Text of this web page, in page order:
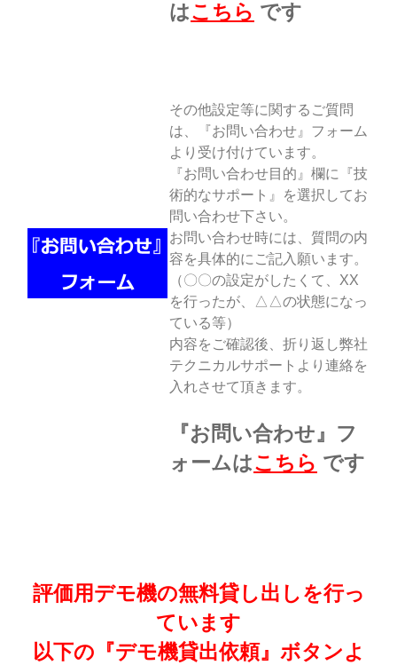
はこちら です
その他設定等に関するご質問
は、『お問い合わせ』フォーム
より受け付けています。
『お問い合わせ目的』欄に『技
術的なサポート』を選択してお
問い合わせ下さい。
お問い合わせ時には、質問の内
容を具体的にご記入願います。
（〇〇の設定がしたくて、XX
を行ったが、△△の状態になっ
ている等）
内容をご確認後、折り返し弊社
テクニカルサポートより連絡を
入れさせて頂きます。
『お問い合わせ』フ
ォームはこちら です
評価用デモ機の無料貸し出しを行っ
ています
以下の『デモ機貸出依頼』ボタンよ